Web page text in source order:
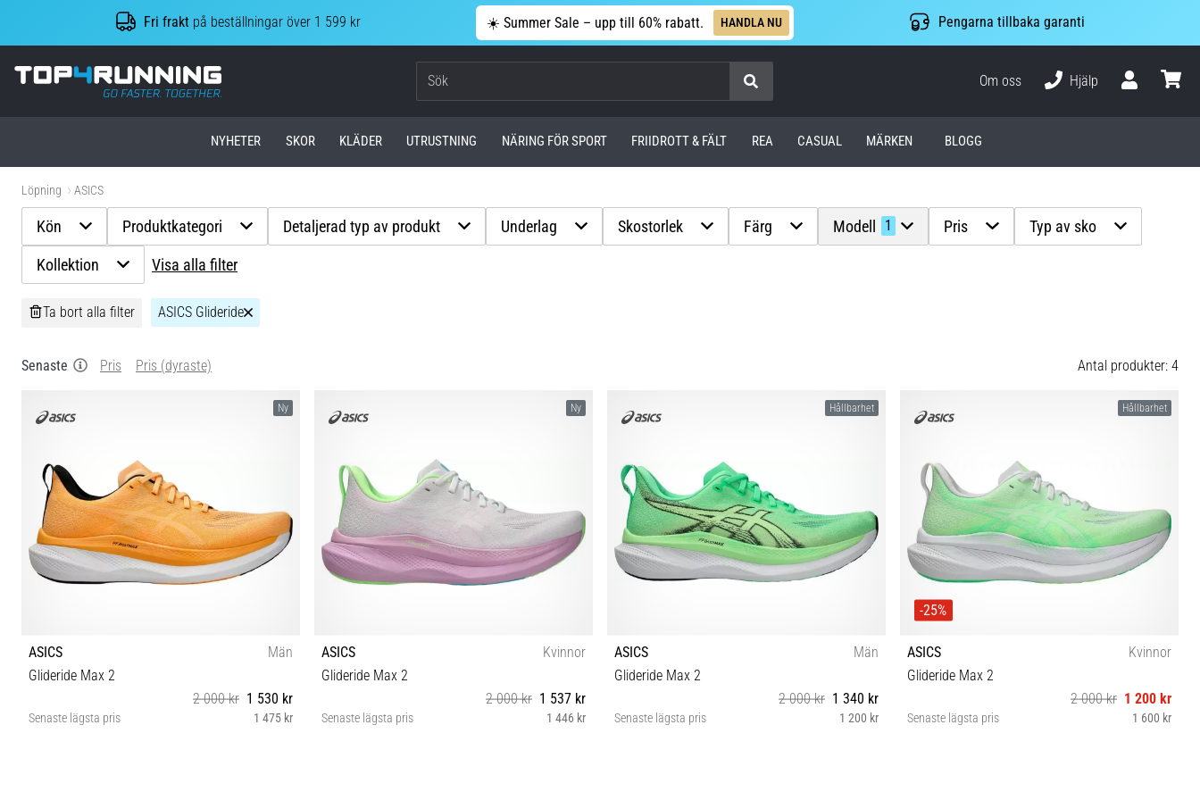
Fri frakt på beställningar över 1 599 kr ☀️ Summer Sale – upp till 60% rabatt. HANDLA NU Pengarna tillbaka garanti
Top4Running.se
Om oss
Hjälp
NYHETER SKOR KLÄDER UTRUSTNING NÄRING FÖR SPORT FRIIDROTT & FÄLT REA CASUAL MÄRKEN BLOGG
Löpning ASICS
Kön Produktkategori Detaljerad typ av produkt Underlag Skostorlek Färg Modell 1 Pris Typ av sko
Kollektion Visa alla filter
Ta bort alla filter ASICS Glideride
Senaste Pris Pris (dyraste) Antal produkter: 4
Ny
ASICS
Män
Glideride Max 2
2 000 kr 1 530 kr
Senaste lägsta pris 1 475 kr
Ny
ASICS
Kvinnor
Glideride Max 2
2 000 kr 1 537 kr
Senaste lägsta pris 1 446 kr
Hållbarhet
ASICS
Män
Glideride Max 2
2 000 kr 1 340 kr
Senaste lägsta pris 1 200 kr
Hållbarhet
-25%
ASICS
Kvinnor
Glideride Max 2
2 000 kr 1 200 kr
Senaste lägsta pris 1 600 kr